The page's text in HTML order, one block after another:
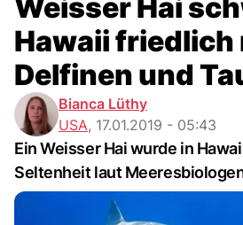
Weisser Hai
Hawaii friedlich
Delfinen und
Bianca Lüthy
USA, 17.01.2019 - 05:43
Ein Weisser Hai wurde in
Seltenheit laut